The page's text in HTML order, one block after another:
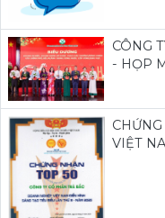
CÔNG
- HỌP
VIỆT